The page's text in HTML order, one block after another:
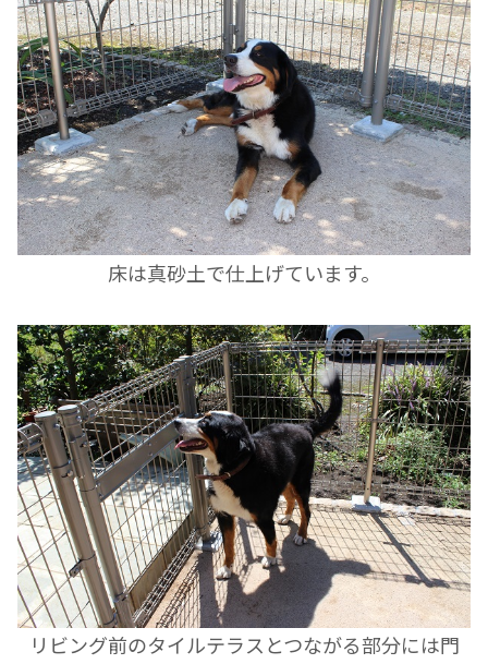
床は真砂土で仕上げています。
リビング前のタイルテラスとつながる部分には門